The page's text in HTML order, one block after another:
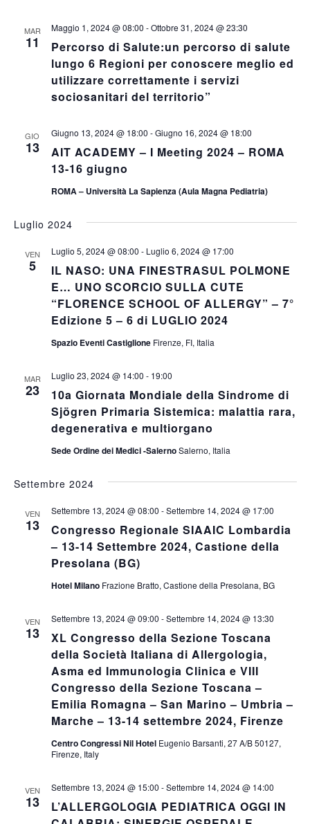
MAR
11
Percorso di Salute:un percorso di salute
lungo 6 Regioni per conoscere meglio ed
utilizzare correttamente i servizi
sociosanitari del territorio”
Maggio 1, 2024 @ 08:00 -Ottobre 31, 2024 @ 23:30
GIO
13
AIT ACADEMY – I Meeting 2024 – ROMA
13-16 giugno
Giugno 13, 2024 @ 18:00 -Giugno 16, 2024 @ 18:00
ROMA – Università La Sapienza (Aula Magna Pediatria)
Luglio 2024
VEN
5
IL NASO: UNA FINESTRASUL POLMONE
E… UNO SCORCIO SULLA CUTE
“FLORENCE SCHOOL OF ALLERGY” – 7°
Edizione 5 – 6 di LUGLIO 2024
Luglio 5, 2024 @ 08:00 - Luglio 6, 2024 @ 17:00
Spazio Eventi Castiglione Firenze, FI, Italia
MAR
23
10a Giornata Mondiale della Sindrome di
Sjögren Primaria Sistemica: malattia rara,
degenerativa e multiorgano
Luglio 23, 2024 @ 14:00 - 19:00
Sede Ordine dei Medici -SalernoSalerno, Italia
Settembre 2024
VEN
13
Congresso Regionale SIAAIC Lombardia
– 13-14 Settembre 2024, Castione della
Presolana (BG)
Settembre 13, 2024 @ 08:00 -Settembre 14, 2024 @ 17:00
Hotel Milano Frazione Bratto, Castione della Presolana, BG
VEN
13
XL Congresso della Sezione Toscana
della Società Italiana di Allergologia,
Asma ed Immunologia Clinica e VIII
Congresso della Sezione Toscana –
Emilia Romagna – San Marino – Umbria –
Marche – 13-14 settembre 2024, Firenze
Settembre 13, 2024 @ 09:00 -Settembre 14, 2024 @ 13:30
Centro Congressi Nil Hotel Eugenio Barsanti, 27 A/B 50127,
Firenze, Italy
VEN
13
L’ALLERGOLOGIA PEDIATRICA OGGI IN
Settembre 13, 2024 @ 15:00 -Settembre 14, 2024 @ 14:00